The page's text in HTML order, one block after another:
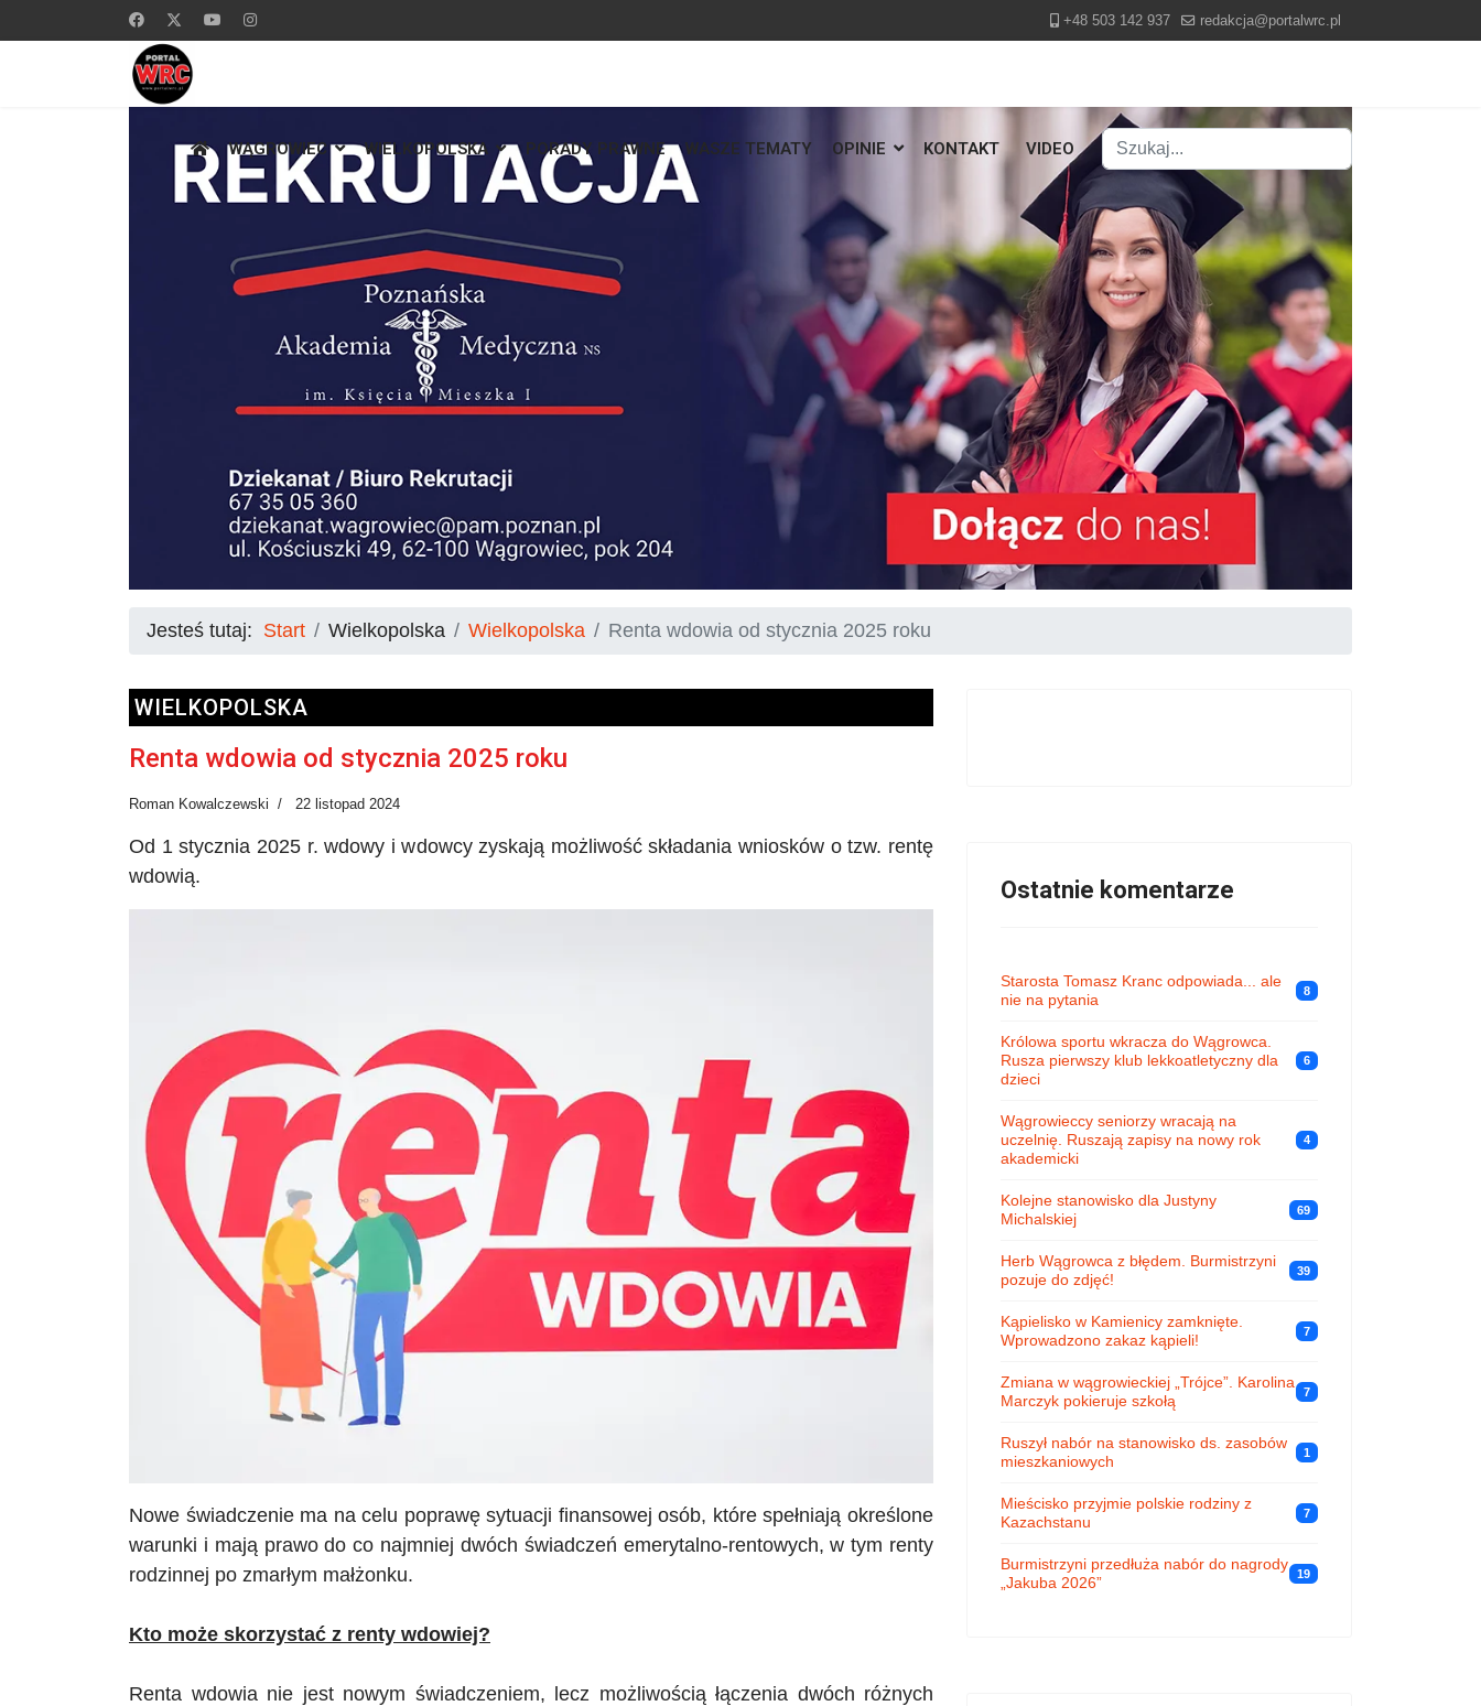
+48 503 142 937 redakcja@portalwrc.pl
WĄGROWIEC WIELKOPOLSKA PORADY PRAWNE WASZE TEMATY OPINIE KONTAKT VIDEO
Szukaj
Type 2 or more characters for results.
Jesteś tutaj: Start Wielkopolska Wielkopolska Renta wdowia od stycznia 2025 roku
WIELKOPOLSKA
Renta wdowia od stycznia 2025 roku
Roman Kowalczewski 22 listopad 2024
Od 1 stycznia 2025 r. wdowy i wdowcy zyskają możliwość składania wniosków o tzw. rentę
wdowią.
Nowe świadczenie ma na celu poprawę sytuacji finansowej osób, które spełniają określone
warunki i mają prawo do co najmniej dwóch świadczeń emerytalno-rentowych, w tym renty
rodzinnej po zmarłym małżonku.
Kto może skorzystać z renty wdowiej?
Renta wdowia nie jest nowym świadczeniem, lecz możliwością łączenia dwóch różnych
Ostatnie komentarze
Starosta Tomasz Kranc odpowiada... ale
nie na pytania
8
Królowa sportu wkracza do Wągrowca.
Rusza pierwszy klub lekkoatletyczny dla
dzieci
6
Wągrowieccy seniorzy wracają na
uczelnię. Ruszają zapisy na nowy rok
akademicki
4
Kolejne stanowisko dla Justyny
Michalskiej
69
Herb Wągrowca z błędem. Burmistrzyni
pozuje do zdjęć!
39
Kąpielisko w Kamienicy zamknięte.
Wprowadzono zakaz kąpieli!
7
Zmiana w wągrowieckiej „Trójce”. Karolina
Marczyk pokieruje szkołą
7
Ruszył nabór na stanowisko ds. zasobów
mieszkaniowych
1
Mieścisko przyjmie polskie rodziny z
Kazachstanu
7
Burmistrzyni przedłuża nabór do nagrody
„Jakuba 2026”
19